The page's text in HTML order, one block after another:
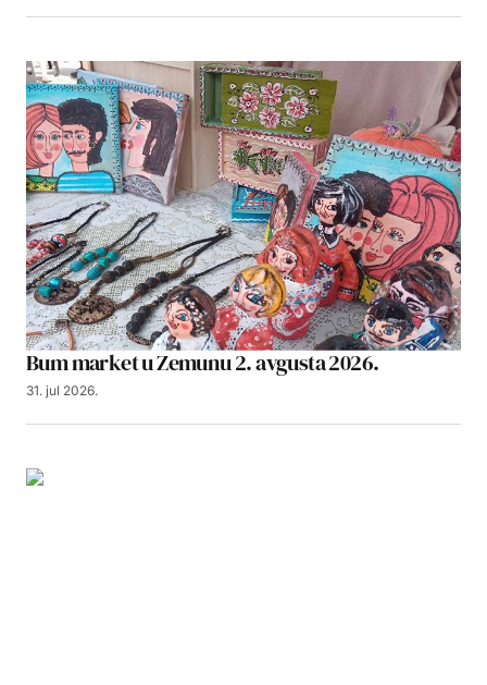
Bum market u Zemunu 2. avgusta 2026.
31. jul 2026.